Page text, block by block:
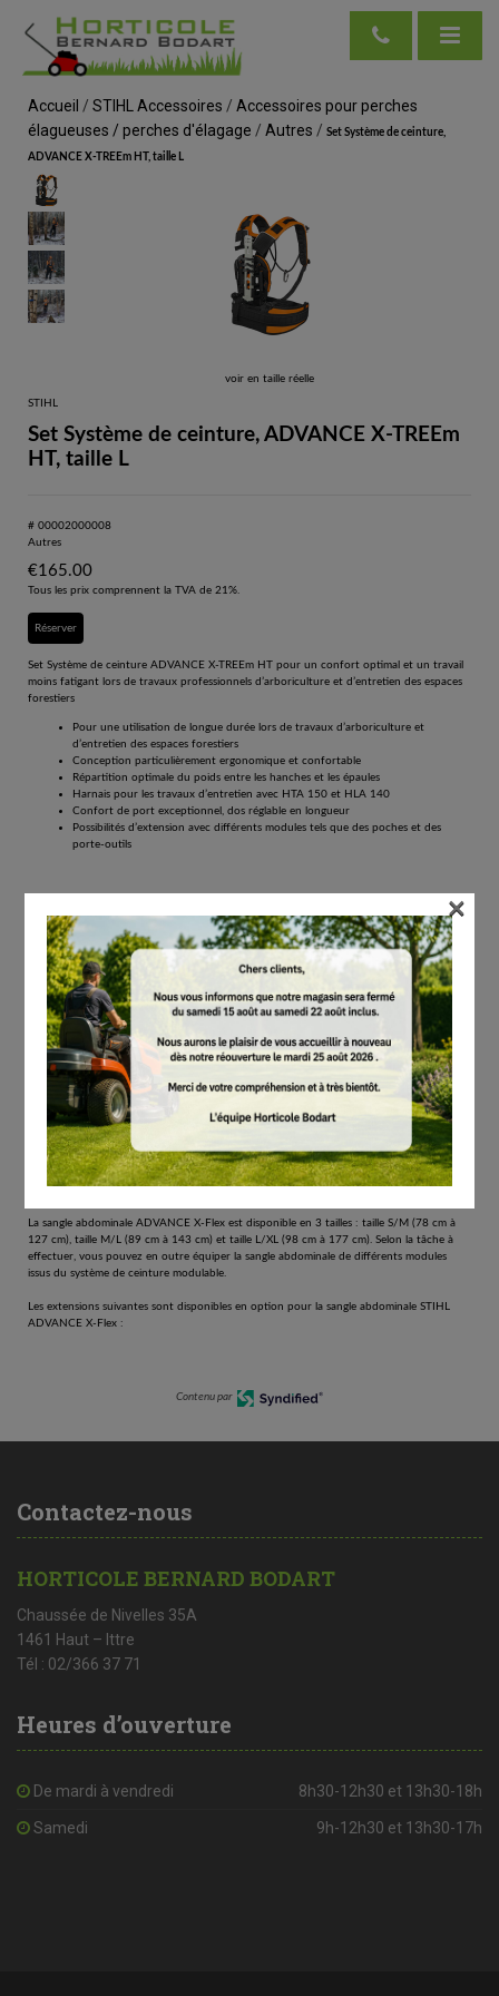
Accueil / STIHL Accessoires / Accessoires pour perches
élagueuses / perches d'élagage / Autres / Set Système de ceinture,
ADVANCE X-TREEm HT, taille L
voir en taille réelle
STIHL
Set Système de ceinture, ADVANCE X-TREEm
HT, taille L
# 00002000008
Autres
€165.00
Tous les prix comprennent la TVA de 21%.
Réserver
Set Système de ceinture ADVANCE X-TREEm HT pour un confort optimal et un travail
moins fatigant lors de travaux professionnels d’arboriculture et d’entretien des espaces
forestiers
Pour une utilisation de longue durée lors de travaux d’arboriculture et
d’entretien des espaces forestiers
Conception particulièrement ergonomique et confortable
Répartition optimale du poids entre les hanches et les épaules
Harnais pour les travaux d’entretien avec HTA 150 et HLA 140
Confort de port exceptionnel, dos réglable en longueur
Possibilités d’extension avec différents modules tels que des poches et des
porte-outils
Avec le set Système de ceinture STIHL ADVANCE X-TREEm HT, vous disposez d’un
système de ceinture très pratique pour tous vos travaux professionnels de longue durée
avec la perche élagueuse sur batterie HTA 150 et le taille-haie sur perche HLA 140. Le
système de ceinture pour la STIHL HTA 150 offre un excellent confort. La bande flexible
STIHL HT contenue dans ce set vous permet de fixer aisément votre perche élagueuse
sur batterie STIHL au harnais forestier. L’ergonomie optimisée du harnais contribuera à
préserver vos muscles et articulations tout en vous offrant une grande liberté de
mouvement, idéale pour guider en toute sécurité votre perche élagueuse lors de tous
vos travaux d’arboriculture et d’entretien des espaces forestiers. La partie dorsale
réglable en longueur sur 3 niveaux et la double sangle d’épaule rembourrée, également
réglable en longueur, du harnais forestier ADVANCE X-TREEm HT, ainsi que la sangle
abdominale STIHL ADVANCE X-Flex fournie de série assurent une répartition du poids
optimale entre les hanches et les épaules.
La sangle abdominale ADVANCE X-Flex est disponible en 3 tailles : taille S/M (78 cm à
127 cm), taille M/L (89 cm à 143 cm) et taille L/XL (98 cm à 177 cm). Selon la tâche à
effectuer, vous pouvez en outre équiper la sangle abdominale de différents modules
issus du système de ceinture modulable.
Les extensions suivantes sont disponibles en option pour la sangle abdominale STIHL
ADVANCE X-Flex :
Contenu par
Contactez-nous
HORTICOLE BERNARD BODART
Chaussée de Nivelles 35A
1461 Haut – Ittre
Tél : 02/366 37 71
Heures d’ouverture
De mardi à vendredi 8h30-12h30 et 13h30-18h
Samedi 9h-12h30 et 13h30-17h
×